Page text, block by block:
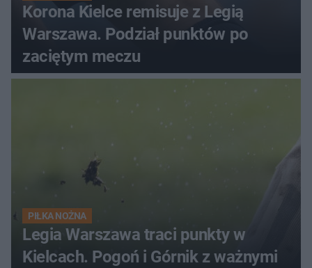
Korona Kielce remisuje z Legią
Warszawa. Podział punktów po
zaciętym meczu
PIŁKA NOŻNA
Legia Warszawa traci punkty w
Kielcach. Pogoń i Górnik z ważnymi